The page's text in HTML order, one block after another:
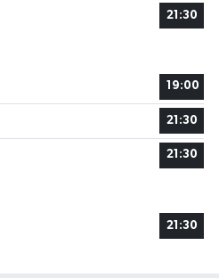
21:30
19:00
21:30
21:30
21:30